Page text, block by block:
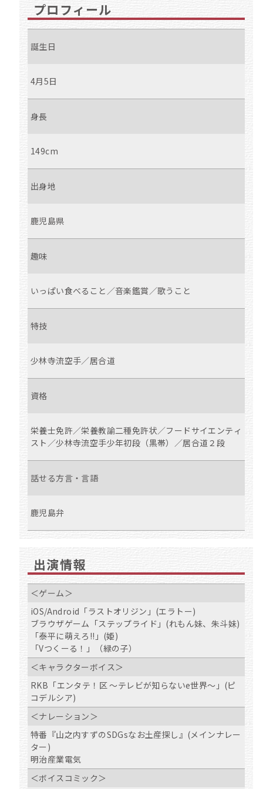
プロフィール
誕生日
4月5日
身長
149cm
出身地
鹿児島県
趣味
いっぱい食べること／音楽鑑賞／歌うこと
特技
少林寺流空手／居合道
資格
栄養士免許／栄養教諭二種免許状／フードサイエンティ
スト／少林寺流空手少年初段（黒帯）／居合道２段
話せる方言・言語
鹿児島弁
出演情報
＜ゲーム＞
iOS/Android「ラストオリジン」(エラトー)
ブラウザゲーム「ステップライド」(れもん妹、朱斗妹)
「泰平に萌えろ!!」(姫)
「Vつくーる！」（緑の子）
＜キャラクターボイス＞
RKB「エンタテ！区 〜テレビが知らないe世界〜」(ピ
コデルシア)
＜ナレーション＞
特番『山之内すずのSDGsなお土産探し』(メインナレー
ター)
明治産業電気
＜ボイスコミック＞